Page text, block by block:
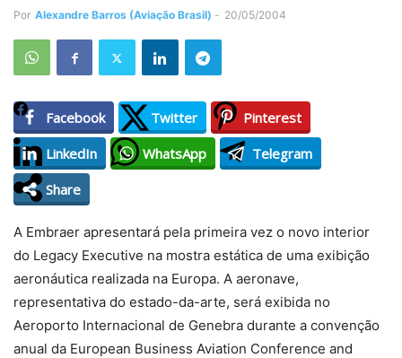
Por Alexandre Barros (Aviação Brasil) - 20/05/2004
Facebook Twitter
Pinterest
LinkedIn
WhatsApp
Telegram
Share
A Embraer apresentará pela primeira vez o novo interior
do Legacy Executive na mostra estática de uma exibição
aeronáutica realizada na Europa. A aeronave,
representativa do estado-da-arte, será exibida no
Aeroporto Internacional de Genebra durante a convenção
anual da European Business Aviation Conference and